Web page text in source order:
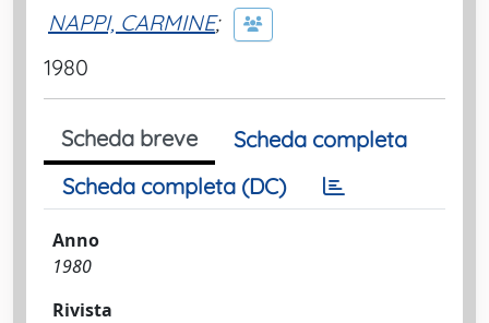
NAPPI, CARMINE;
1980
Scheda breve
Scheda completa
Scheda completa (DC)
Anno
1980
Rivista